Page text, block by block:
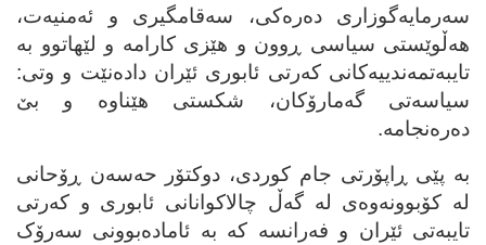
سه‌رمایه‌گوزاری ده‌ره‌کی، سه‌قامگیری و ئه‌منیه‌ت،
هه‌ڵوێستی سیاسی ڕوون و هێزی کارامه‌ و لێهاتوو به‌
تایبه‌تمه‌ندییه‌کانی که‌رتی ئابوری ئێران داده‌نێت و وتی:
سیاسه‌تی گه‌مارۆکان، شکستی هێناوه‌ و بێ
ده‌ره‌نجامه‌.
به‌ پێی ڕاپۆرتی جام کوردی، دوکتۆر حه‌سه‌ن ڕۆحانی
له‌ کۆبوونه‌وه‌ی له‌ گه‌ڵ چالاکوانانی ئابوری و که‌رتی
تایبه‌تی ئێران و فه‌رانسه‌ که‌ به‌ ئاماده‌بوونی سه‌رۆک